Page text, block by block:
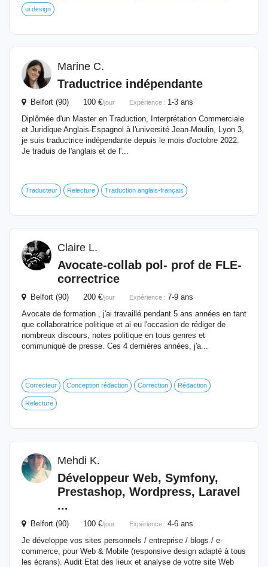
ui design
Marine C.
Traductrice indépendante
Belfort (90) 100 €/jour Expérience : 1-3 ans
Diplômée d'un Master en Traduction, Interprétation Commerciale
et Juridique Anglais-Espagnol à l'université Jean-Moulin, Lyon 3,
je suis traductrice indépendante depuis le mois d'octobre 2022.
Je traduis de l'anglais et de l'...
Traducteur Relecture Traduction anglais-français
Claire L.
Avocate-collab pol- prof de FLE-
correctrice
Belfort (90) 200 €/jour Expérience : 7-9 ans
Avocate de formation , j'ai travaillé pendant 5 ans années en tant
que collaboratrice politique et ai eu l'occasion de rédiger de
nombreux discours, notes politique en tous genres et
communiqué de presse. Ces 4 dernières années, j'a...
Correcteur Conception rédaction Correction Rédaction
Relecture
Mehdi K.
Développeur Web, Symfony,
Prestashop, Wordpress, Laravel
...
Belfort (90) 100 €/jour Expérience : 4-6 ans
Je développe vos sites personnels / entreprise / blogs / e-
commerce, pour Web & Mobile (responsive design adapté à tous
les écrans). Audit Etat des lieux et analyse de votre site Web